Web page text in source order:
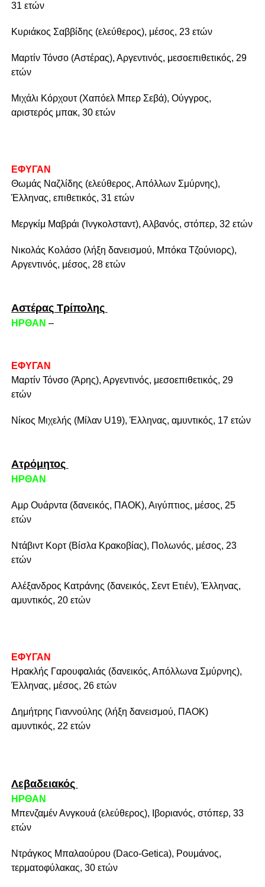
31 ετών
Κυριάκος Σαββίδης (ελεύθερος), μέσος, 23 ετών
Μαρτίν Τόνσο (Αστέρας), Αργεντινός, μεσοεπιθετικός, 29
ετών
Μιχάλι Κόρχουτ (Χαπόελ Μπερ Σεβά), Ούγγρος,
αριστερός μπακ, 30 ετών
ΕΦΥΓΑΝ
Θωμάς Ναζλίδης (ελεύθερος, Απόλλων Σμύρνης),
Έλληνας, επιθετικός, 31 ετών
Μεργκίμ Μαβράι (Ίνγκολσταντ), Αλβανός, στόπερ, 32 ετών
Νικολάς Κολάσο (λήξη δανεισμού, Μπόκα Τζούνιορς),
Αργεντινός, μέσος, 28 ετών
Αστέρας Τρίπολης
ΗΡΘΑΝ –
ΕΦΥΓΑΝ
Μαρτίν Τόνσο (Άρης), Αργεντινός, μεσοεπιθετικός, 29
ετών
Νίκος Μιχελής (Μίλαν U19), Έλληνας, αμυντικός, 17 ετών
Ατρόμητος
ΗΡΘΑΝ
Αμρ Ουάρντα (δανεικός, ΠΑΟΚ), Αιγύπτιος, μέσος, 25
ετών
Ντάβιντ Κορτ (Βίσλα Κρακοβίας), Πολωνός, μέσος, 23
ετών
Αλέξανδρος Κατράνης (δανεικός, Σεντ Ετιέν), Έλληνας,
αμυντικός, 20 ετών
ΕΦΥΓΑΝ
Ηρακλής Γαρουφαλιάς (δανεικός, Απόλλωνα Σμύρνης),
Έλληνας, μέσος, 26 ετών
Δημήτρης Γιαννούλης (λήξη δανεισμού, ΠΑΟΚ)
αμυντικός, 22 ετών
Λεβαδειακός
ΗΡΘΑΝ
Μπενζαμέν Ανγκουά (ελεύθερος), Ιβοριανός, στόπερ, 33
ετών
Ντράγκος Μπαλαούρου (Daco-Getica), Ρουμάνος,
τερματοφύλακας, 30 ετών